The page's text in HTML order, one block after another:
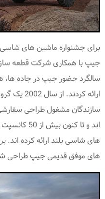
برای جشنواره ماشین های شاسی
جیپبا همکاریشرکت قطعه ساز
سالگرد حضور جیپ در جاده
ارائه
سازندگان مشغول طراحی
اند و تا
های شاسی بلند ارائه کرده اند.
های موفق قدیمی جیپ طراحی